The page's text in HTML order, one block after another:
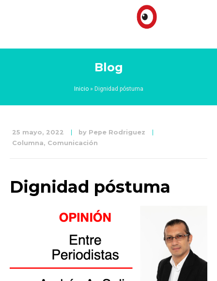
Blog
Inicio» Dignidad póstuma
25 mayo, 2022 by Pepe Rodriguez
Columna, Comunicación
Dignidad póstuma